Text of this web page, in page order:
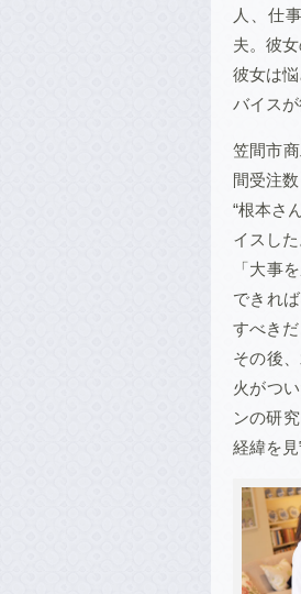
人、仕
夫。彼
彼女は
バイス
笠間市
間受注
“根本さ
イスした
「大事
できれ
すべきだ
その後
火がつ
ンの研
経緯を見